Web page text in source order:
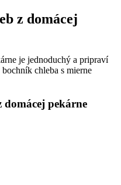
z domácej
je jednoduchý a pripraví
chleba s mierne
domácej pekárne